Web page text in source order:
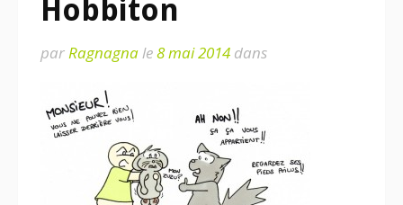
Hobbiton
parRagnagnale8 mai 2014 dans